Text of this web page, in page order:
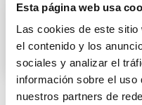
Esta página web usa
Las cookies de este
el contenido y los
sociales y analizar el
información sobre el uso
nuestros partners de
Bonito del
20 SEPTIEMBRE 2016